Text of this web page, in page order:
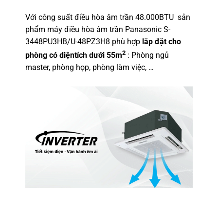
Với công suất điều hòa âm trần 48.000BTU sản
phẩm máy điều hòa âm trần PanasonicS-
3448PU3HB/U-48PZ3H8phù hợp lắp đặt cho
phòng có diệntích dưới 55m2: Phòng ngủ
master, phòng họp, phòng làm việc, …